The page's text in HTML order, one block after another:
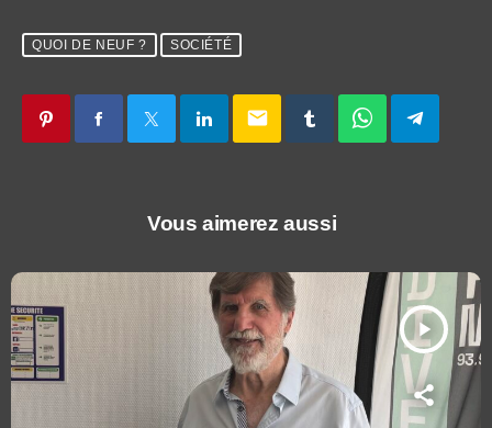
QUOI DE NEUF ? SOCIÉTÉ
email
Vous aimerez aussi
play_arrow